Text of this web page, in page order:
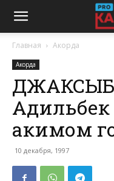
Главная Акорда
Акорда
акимом
10 декабря, 1997